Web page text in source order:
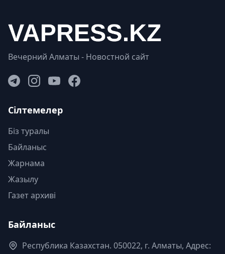
Вечерний Алматы - Новостной сайт
Сілтемелер
Біз туралы
Байланыс
Жарнама
Жазылу
Газет архиві
Байланыс
Республика Казахстан. 050022, г. Алматы, Адрес: